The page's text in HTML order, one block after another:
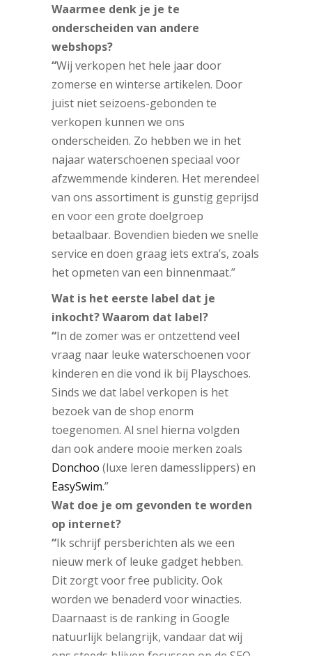
Waarmee denk je je te
onderscheiden van andere
webshops?
“Wij verkopen het hele jaar door
zomerse en winterse artikelen. Door
juist niet seizoens-gebonden te
verkopen kunnen we ons
onderscheiden. Zo hebben we in het
najaar waterschoenen speciaal voor
afzwemmende kinderen. Het merendeel
van ons assortiment is gunstig geprijsd
en voor een grote doelgroep
betaalbaar. Bovendien bieden we snelle
service en doen graag iets extra’s, zoals
het opmeten van een binnenmaat.”
Wat is het eerste label dat je
inkocht? Waarom dat label?
“In de zomer was er ontzettend veel
vraag naar leuke waterschoenen voor
kinderen en die vond ik bij Playschoes.
Sinds we dat label verkopen is het
bezoek van de shop enorm
toegenomen. Al snel hierna volgden
dan ook andere mooie merken zoals
Donchoo (luxe leren damesslippers) en
EasySwim.”
Wat doe je om gevonden te worden
op internet?
“Ik schrijf persberichten als we een
nieuw merk of leuke gadget hebben.
Dit zorgt voor free publicity. Ook
worden we benaderd voor winacties.
Daarnaast is de ranking in Google
natuurlijk belangrijk, vandaar dat wij
ons steeds blijven focussen op de SEO